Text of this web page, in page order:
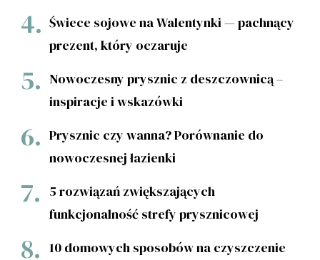
Świece sojowe na Walentynki — pachnący
prezent, który oczaruje
Nowoczesny prysznic z deszczownicą –
inspiracje i wskazówki
Prysznic czy wanna? Porównanie do
nowoczesnej łazienki
5 rozwiązań zwiększających
funkcjonalność strefy prysznicowej
10 domowych sposobów na czyszczenie